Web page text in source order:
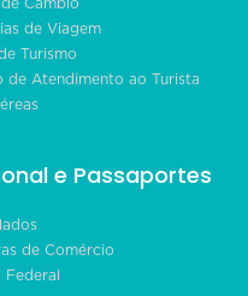
Câmbio
de Viagem
Turismo
de Atendimento ao Turista
e Passaportes
de Comércio
Federal